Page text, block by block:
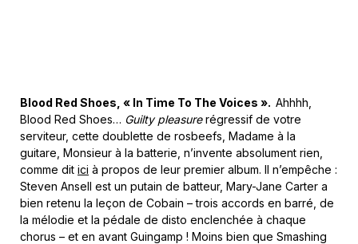
Blood Red Shoes, « In Time To The Voices ». Ahhhh,
Blood Red Shoes… Guilty pleasurerégressif de votre
serviteur, cette doublette de rosbeefs, Madame à la
guitare, Monsieur à la batterie, n’invente absolument rien,
comme dit ici à propos de leur premier album. Il n’empêche :
Steven Ansell est un putain de batteur, Mary-Jane Carter a
bien retenu la leçon de Cobain – trois accords en barré, de
la mélodie et la pédale de disto enclenchée à chaque
chorus – et en avant Guingamp ! Moins bien que Smashing